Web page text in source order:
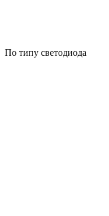
По типу светодиода